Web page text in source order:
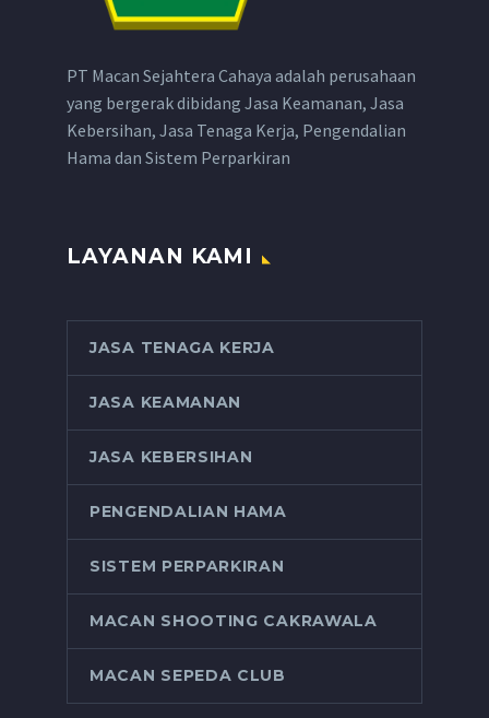
PT Macan Sejahtera Cahaya adalah perusahaan
yang bergerak dibidang Jasa Keamanan, Jasa
Kebersihan, Jasa Tenaga Kerja, Pengendalian
Hama dan Sistem Perparkiran
LAYANAN KAMI
JASA TENAGA KERJA
JASA KEAMANAN
JASA KEBERSIHAN
PENGENDALIAN HAMA
SISTEM PERPARKIRAN
MACAN SHOOTING CAKRAWALA
MACAN SEPEDA CLUB